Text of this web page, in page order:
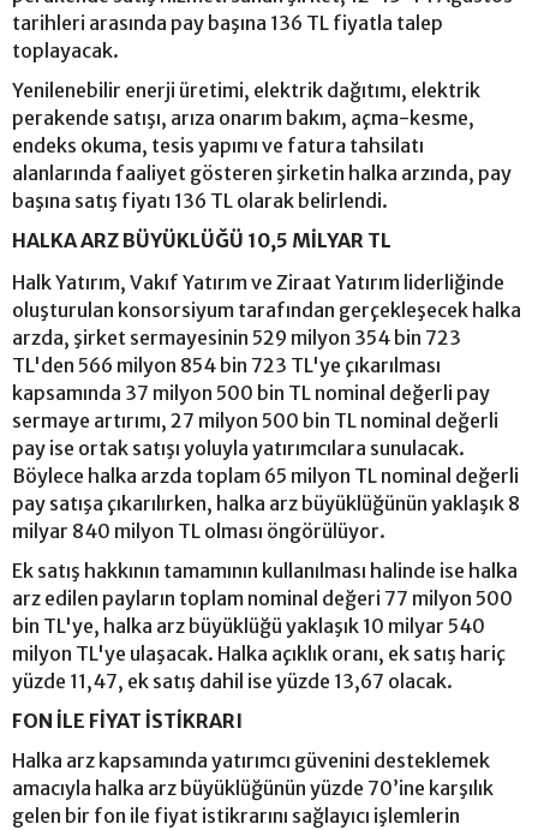
tarihleri arasında pay başına 136 TL fiyatla talep
toplayacak.
Yenilenebilir enerji üretimi, elektrik dağıtımı, elektrik
perakende satışı, arıza onarım bakım, açma-kesme,
endeks okuma, tesis yapımı ve fatura tahsilatı
alanlarında faaliyet gösteren şirketin halka arzında, pay
başına satış fiyatı 136 TL olarak belirlendi.
HALKA ARZ BÜYÜKLÜĞÜ 10,5 MİLYAR TL
Halk Yatırım, Vakıf Yatırım ve Ziraat Yatırım liderliğinde
oluşturulan konsorsiyum tarafından gerçekleşecek halka
arzda, şirket sermayesinin 529 milyon 354 bin 723
TL'den 566 milyon 854 bin 723 TL'ye çıkarılması
kapsamında 37 milyon 500 bin TL nominal değerli pay
sermaye artırımı, 27 milyon 500 bin TL nominal değerli
pay ise ortak satışı yoluyla yatırımcılara sunulacak.
Böylece halka arzda toplam 65 milyon TL nominal değerli
pay satışa çıkarılırken, halka arz büyüklüğünün yaklaşık 8
milyar 840 milyon TL olması öngörülüyor.
Ek satış hakkının tamamının kullanılması halinde ise halka
arz edilen payların toplam nominal değeri 77 milyon 500
bin TL'ye, halka arz büyüklüğü yaklaşık 10 milyar 540
milyon TL'ye ulaşacak. Halka açıklık oranı, ek satış hariç
yüzde 11,47, ek satış dahil ise yüzde 13,67 olacak.
FON İLE FİYAT İSTİKRARI
Halka arz kapsamında yatırımcı güvenini desteklemek
amacıyla halka arz büyüklüğünün yüzde 70’ine karşılık
gelen bir fon ile fiyat istikrarını sağlayıcı işlemlerin